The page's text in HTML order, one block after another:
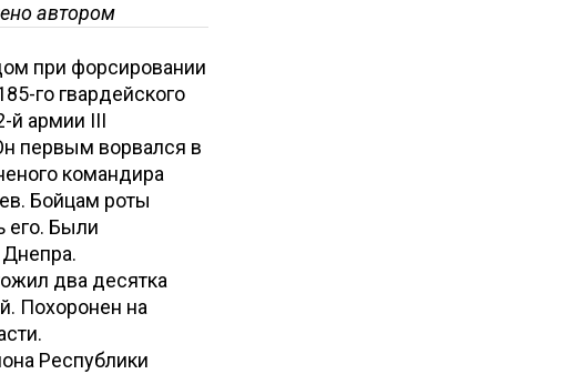
автором
при форсировании
го гвардейского
й армии III
первым ворвался в
командира
Бойцам роты
его. Были
два десятка
Похоронен на
Республики